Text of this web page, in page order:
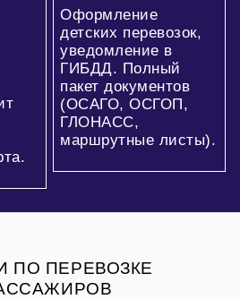
Оформление
детских перевозок,
уведомление в
ГИБДД. Полный
пакет документов
(ОСАГО, ОСГОП,
ГЛОНАСС,
маршрутные листы).
ПО ПЕРЕВОЗКЕ